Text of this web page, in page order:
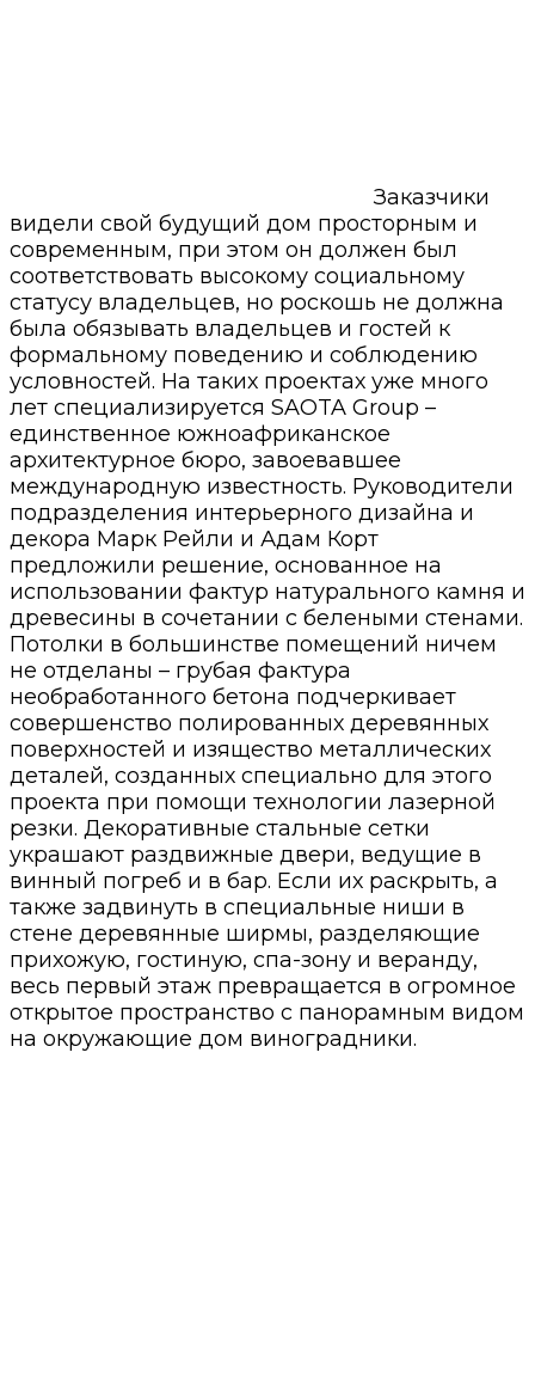
Заказчики
видели свой будущий дом просторным и
современным, при этом он должен был
соответствовать высокому социальному
статусу владельцев, но роскошь не должна
была обязывать владельцев и гостей к
формальному поведению и соблюдению
условностей. На таких проектах уже много
лет специализируется SAOTA Group –
единственное южноафриканское
архитектурное бюро, завоевавшее
международную известность. Руководители
подразделения интерьерного дизайна и
декора Марк Рейли и Адам Корт
предложили решение, основанное на
использовании фактур натурального камня и
древесины в сочетании с белеными стенами.
Потолки в большинстве помещений ничем
не отделаны – грубая фактура
необработанного бетона подчеркивает
совершенство полированных деревянных
поверхностей и изящество металлических
деталей, созданных специально для этого
проекта при помощи технологии лазерной
резки. Декоративные стальные сетки
украшают раздвижные двери, ведущие в
винный погреб и в бар. Если их раскрыть, а
также задвинуть в специальные ниши в
стене деревянные ширмы, разделяющие
прихожую, гостиную, спа-зону и веранду,
весь первый этаж превращается в огромное
открытое пространство с панорамным видом
на окружающие дом виноградники.